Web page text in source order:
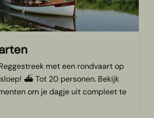
met een rondvaart op
⛴️ Tot 20 personen. Bekijk
om je dagje uit compleet te